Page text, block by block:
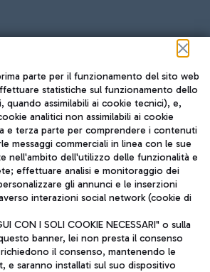
TRAVEL JOURNAL
ITA
parte per il funzionamento del sito web
statistiche sul funzionamento dello
quando assimilabili ai cookie tecnici), e,
analitici non assimilabili ai cookie
e terza parte per comprendere i contenuti
messaggi commerciali in linea con le sue
nell'ambito dell'utilizzo delle funzionalità e
effettuare analisi e monitoraggio dei
gli annunci e le inserzioni
interazioni social network (cookie di
CON I SOLI COOKIE NECESSARI" o sulla
banner, lei non presta il consenso
il consenso, mantenendo le
e saranno installati sul suo dispositivo